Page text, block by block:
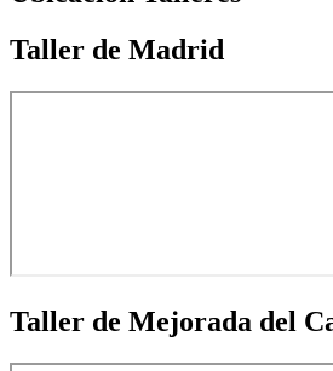
Taller de Madrid
Taller de Mejorada del